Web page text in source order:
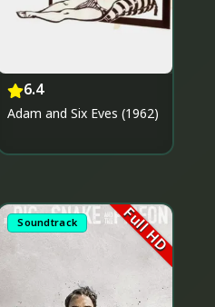
6.4
Adam and Six Eves (1962)
Soundtrack Full HD